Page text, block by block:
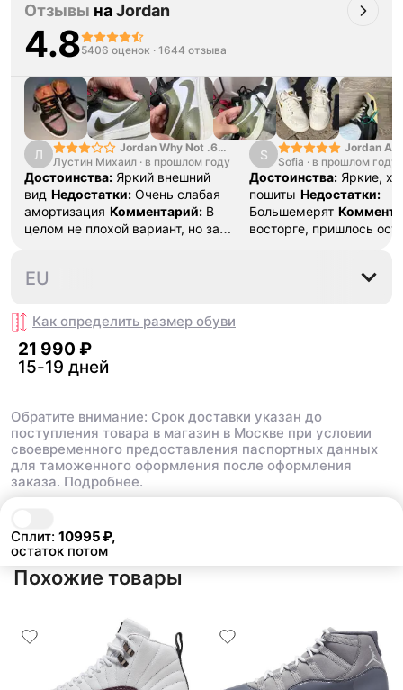
Сплит: 10995₽,
остаток потом
Отзывы наJordan
4.85406 оценок · 1644 отзыва
Л
Jordan Why Not .6
"Bright Crimson" PF
Лустин Михаил · в прошлом году
Достоинства: Яркий внешний
вид Недостатки: Очень слабая
амортизация Комментарий: В
целом не плохой вариант, но за
баскетбольных кроссовок
S
Jordan Air
SE "Turf
Sofia · в прошлом году
Достоинства: Яркие,
пошиты Недостатки:
Большемерят
восторге, пришлось
43
EU
Как определить размер обуви
21 990 ₽
15-19 дней
Обратите внимание: Срок доставки указан до
поступления товара в магазин в Москве при условии
своевременного предоставления паспортных данных
для таможенного оформления после оформления
заказа. Подробнее.
Похожие товары